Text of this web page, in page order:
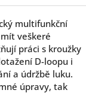
multifunkční
veškeré
práci s kroužky
D-loopu i
a údržbě luku.
úpravy, tak